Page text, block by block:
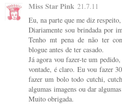
Miss Star Pink 21.7.11
Eu, na parte que me diz
Diariamente sou brindada por
Tenho mt pena de não ter
blogue antes de ter casado.
Já agora vou fazer-te um
vontade, é claro. Eu vou fazer
fazer um bolo todo cutchi,
algumas imagens ou dar
Muito obrigada.